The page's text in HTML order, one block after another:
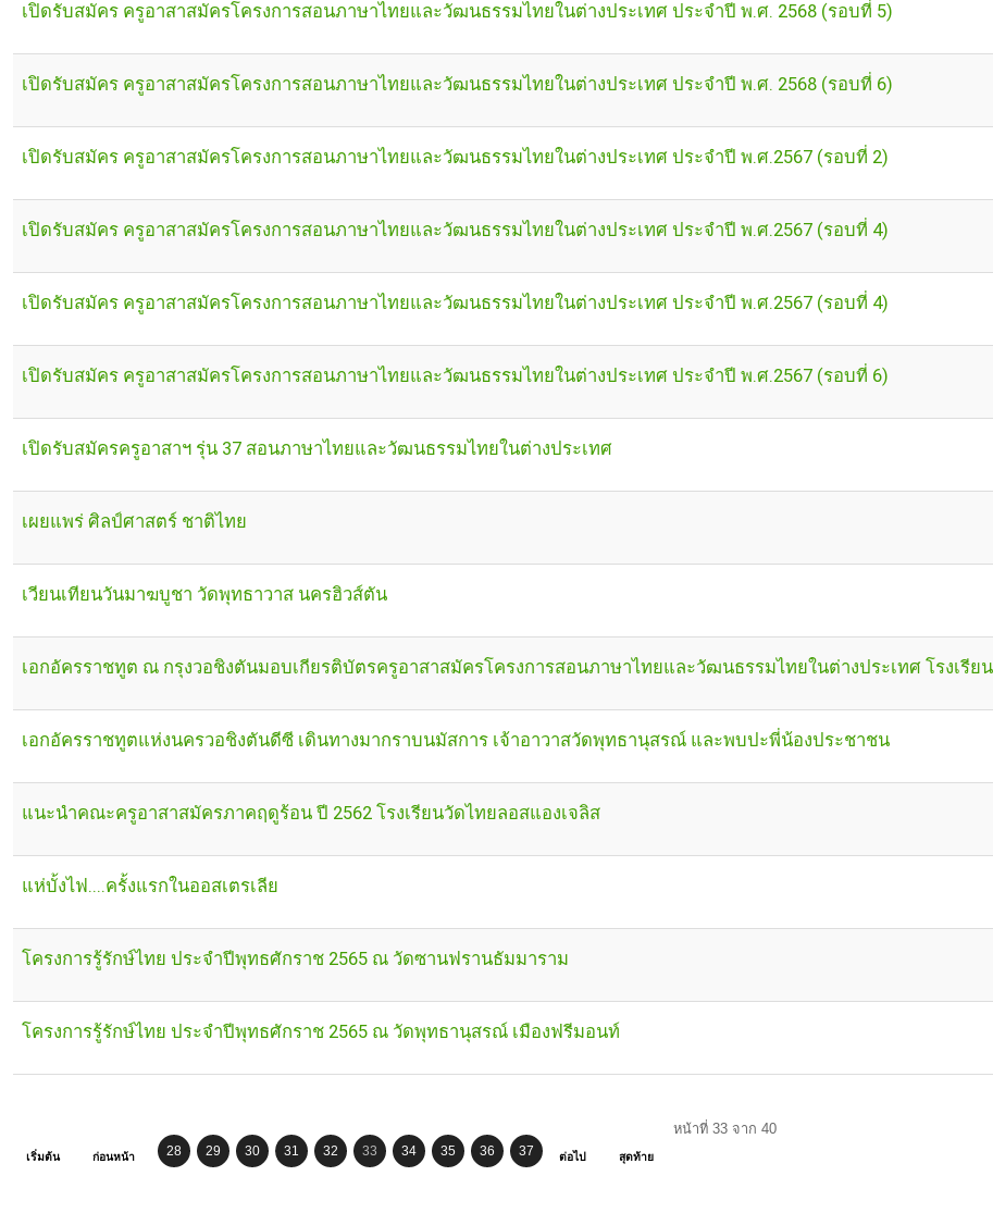
เปิดรับสมัคร ครูอาสาสมัครโครงการสอนภาษาไทยและวัฒนธรรมไทยในต่างประเทศ ประจำปี พ.ศ. 2568 (รอบที่ 5)
เปิดรับสมัคร ครูอาสาสมัครโครงการสอนภาษาไทยและวัฒนธรรมไทยในต่างประเทศ ประจำปี พ.ศ. 2568 (รอบที่ 6)
เปิดรับสมัคร ครูอาสาสมัครโครงการสอนภาษาไทยและวัฒนธรรมไทยในต่างประเทศ ประจำปี พ.ศ.2567 (รอบที่ 2)
เปิดรับสมัคร ครูอาสาสมัครโครงการสอนภาษาไทยและวัฒนธรรมไทยในต่างประเทศ ประจำปี พ.ศ.2567 (รอบที่ 4)
เปิดรับสมัคร ครูอาสาสมัครโครงการสอนภาษาไทยและวัฒนธรรมไทยในต่างประเทศ ประจำปี พ.ศ.2567 (รอบที่ 4)
เปิดรับสมัคร ครูอาสาสมัครโครงการสอนภาษาไทยและวัฒนธรรมไทยในต่างประเทศ ประจำปี พ.ศ.2567 (รอบที่ 6)
เปิดรับสมัครครูอาสาฯ รุ่น 37 สอนภาษาไทยและวัฒนธรรมไทยในต่างประเทศ
เผยแพร่ ศิลป์ศาสตร์ ชาติไทย
เวียนเทียนวันมาฆบูชา วัดพุทธาวาส นครฮิวส์ตัน
เอกอัครราชทูต ณ กรุงวอชิงตันมอบเกียรติบัตรครูอาสาสมัครโครงการสอนภาษาไทยและวัฒนธรรมไทยในต่างประเทศ โรงเรีย
เอกอัครราชทูตแห่งนครวอชิงตันดีซี เดินทางมากราบนมัสการ เจ้าอาวาสวัดพุทธานุสรณ์ และพบปะพี่น้องประชาชน
แนะนำคณะครูอาสาสมัครภาคฤดูร้อน ปี 2562 โรงเรียนวัดไทยลอสแองเจลิส
แห่บั้งไฟ....ครั้งแรกในออสเตรเลีย
โครงการรู้รักษ์ไทย ประจำปีพุทธศักราช 2565 ณ วัดซานฟรานธัมมาราม
โครงการรู้รักษ์ไทย ประจำปีพุทธศักราช 2565 ณ วัดพุทธานุสรณ์ เมืองฟรีมอนท์
หน้าที่ 33 จาก 40
เริ่มต้น ก่อนหน้า 28 29 30 31 32 33 34 35 36 37 ต่อไป สุดท้าย